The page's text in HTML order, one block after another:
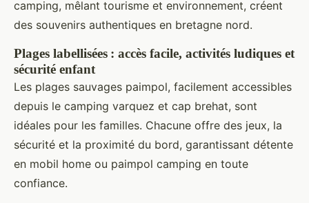
camping, mêlant tourisme et environnement, créent
des souvenirs authentiques en bretagne nord.
Plages labellisées : accès facile, activités ludiques et
sécurité enfant
Les plages sauvages paimpol, facilement accessibles
depuis le camping varquez et cap brehat, sont
idéales pour les familles. Chacune offre des jeux, la
sécurité et la proximité du bord, garantissant détente
en mobil home ou paimpol camping en toute
confiance.